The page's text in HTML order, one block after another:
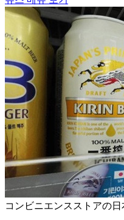
コンビニエンスストアの